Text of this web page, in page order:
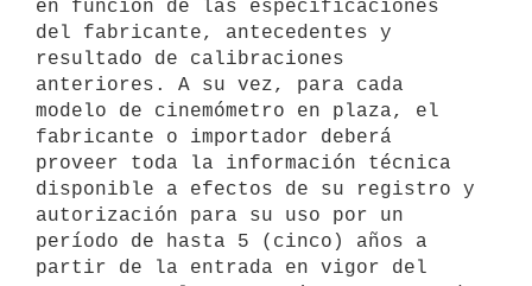
en función de las especificaciones
del fabricante, antecedentes y
resultado de calibraciones
anteriores. A su vez, para cada
modelo de cinemómetro en plaza, el
fabricante o importador deberá
proveer toda la información técnica
disponible a efectos de su registro y
autorización para su uso por un
período de hasta 5 (cinco) años a
partir de la entrada en vigor del